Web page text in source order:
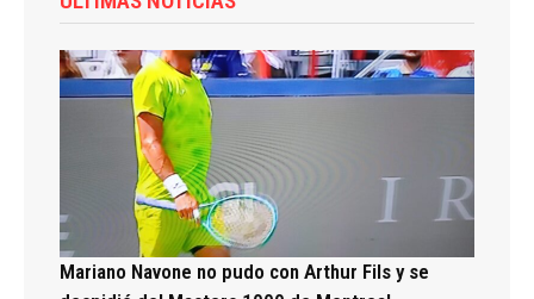
Mariano Navone no pudo con Arthur Fils y se